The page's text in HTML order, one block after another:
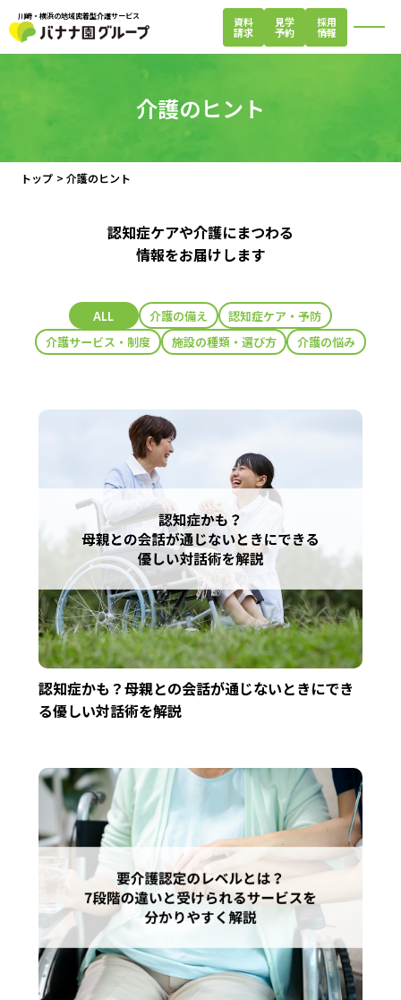
川崎・横浜の地域密着型介護サービス 資料
請求
見学
予約
採用
情報
介護のヒント
トップ > 介護のヒント
認知症ケアや介護にまつわる
情報をお届けします
ALL 介護の備え
認知症ケア・予防
介護サービス・制度
施設の種類・選び方 介護の悩み
認知症かも？母親との会話が通じないときにでき
る優しい対話術を解説